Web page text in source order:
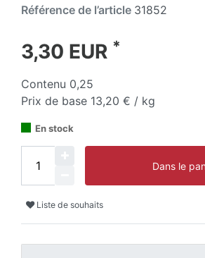
Référence de l’article 31852
3,30 EUR *
Contenu 0,25
Prix de base 13,20 € / kg
En stock
Dans le
Liste de souhaits